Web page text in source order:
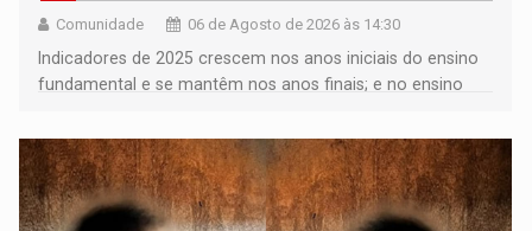
Comunidade 06 de Agosto de 2026 às 14:30
Indicadores de 2025 crescem nos anos iniciais do ensino
fundamental e se mantêm nos anos finais; e no ensino